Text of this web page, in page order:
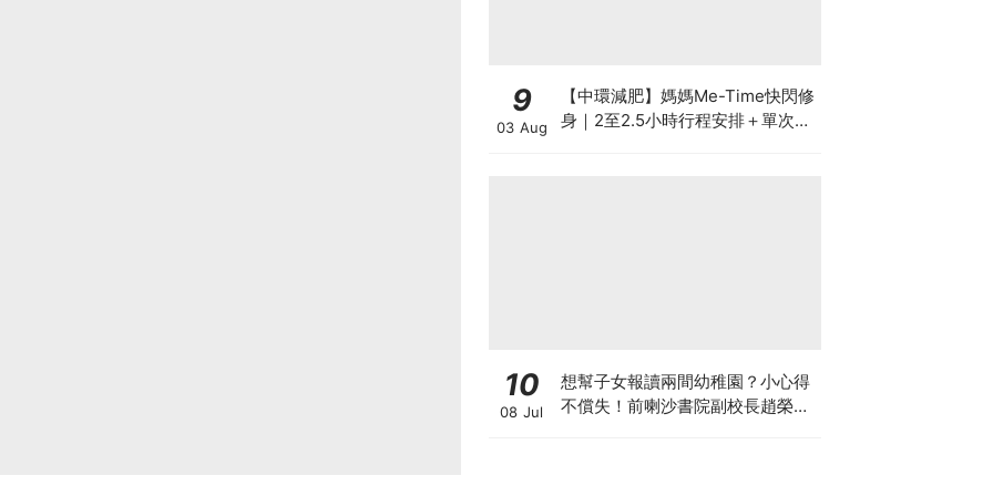
9
03 Aug
【中環減肥】媽媽Me-Time快閃修
身｜2至2.5小時行程安排＋單次收
10
08 Jul
想幫子女報讀兩間幼稚園？小心得
不償失！前喇沙書院副校長趙榮